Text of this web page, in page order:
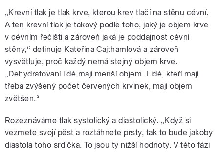
„Krevní tlak je tlak krve, kterou krev tlačí na stěnu cévní.
A ten krevní tlak je takový podle toho, jaký je objem krve
v cévním řečišti a zároveň jaká je poddajnost cévní
stěny,“ definuje Kateřina Cajthamlová a zároveň
vysvětluje, proč každý nemá stejný objem krve.
„Dehydratovaní lidé mají menší objem. Lidé, kteří mají
třeba zvýšený počet červených krvinek, mají objem
zvětšen.“
Rozeznáváme tlak systolický a diastolický. „Když si
vezmete svojí pěst a roztáhnete prsty, tak to bude jakoby
diastola toho srdíčka. To jsou ty nižší hodnoty. V této fázi